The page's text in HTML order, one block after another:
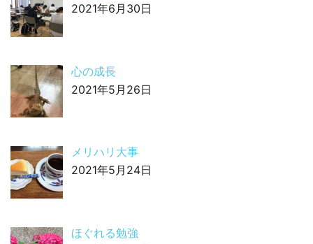
2021年6月30日
心の成長
2021年5月26日
メリハリ大事
2021年5月24日
ほぐれる勉強